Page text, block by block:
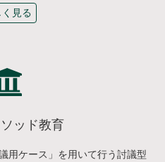
見る
ッド教育
用ケース」を用いて行う討議型